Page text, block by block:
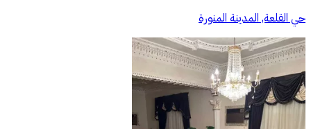
حي القلعة, المدينة المنورة